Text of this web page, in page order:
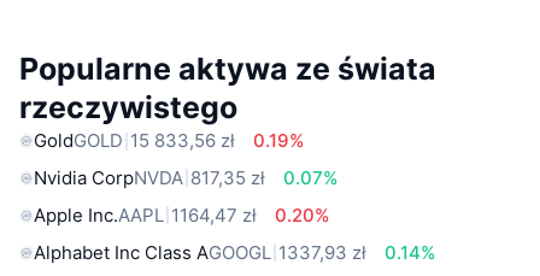
Popularne aktywa ze świata
rzeczywistego
GoldGOLD 15 833,56 zł
0.19%
Nvidia CorpNVDA 817,35 zł
0.07%
Apple Inc.AAPL 1164,47 zł
0.20%
Alphabet Inc Class AGOOGL 1337,93 zł
0.14%